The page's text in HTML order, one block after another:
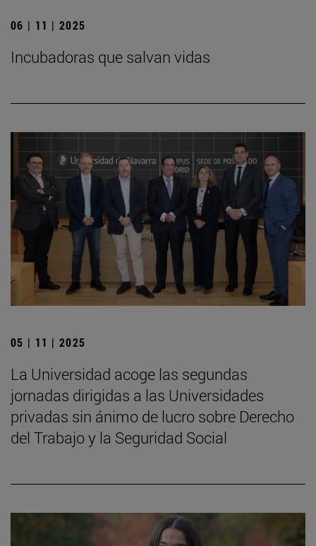
06 | 11 | 2025
Incubadoras que salvan vidas
05 | 11 | 2025
La Universidad acoge las segundas
jornadas dirigidas a las Universidades
privadas sin ánimo de lucro sobre Derecho
del Trabajo y la Seguridad Social